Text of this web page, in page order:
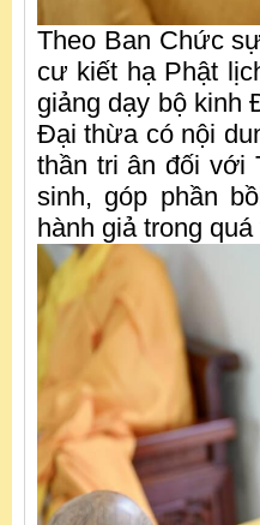
Theo Ban Chức
cư kiết hạ Phật
giảng dạy bộ kinh
Đại thừa có nội
thần tri ân đối với
sinh, góp phần
hành giả trong